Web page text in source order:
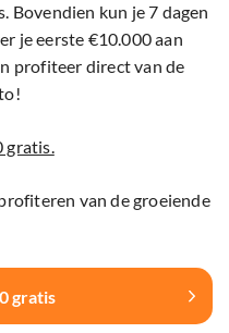
Bovendien kun je 7 dagen
je eerste €10.000 aan
profiteer direct van de
gratis.
van de groeiende
gratis